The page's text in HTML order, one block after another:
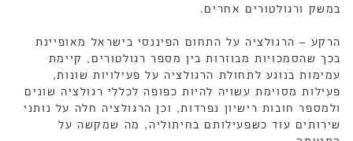
במשק ורגולטורים אחרים.
הרקע – הרגולציה על התחום הפיננסי בישראל מאופיינת
בכך שהסמכויות מבוזרות בין מספר רגולטורים, קיימת
עמימות בנוגע לתחולת הרגולציה על פעילויות שונות,
פעילות מסוימת עשויה להיות כפופה לכללי רגולציה שונים
ולמספר חובות רישיון נפרדות, וכן הרגולציה חלה על נותני
שירותים עוד כשפעילותם בחיתוליה, מה שמקשה על